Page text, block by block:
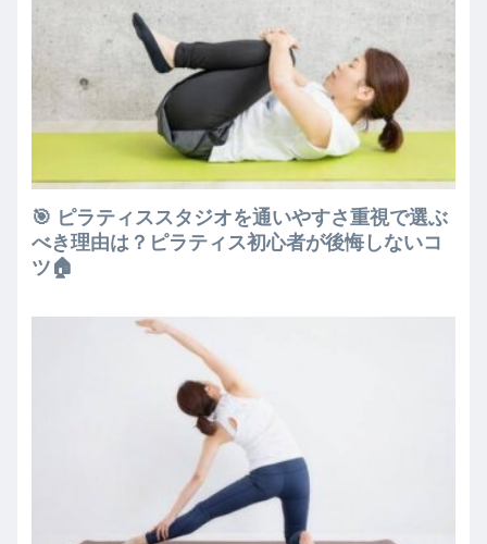
🎯 ピラティススタジオを通いやすさ重視で選ぶ
べき理由は？ピラティス初心者が後悔しないコ
ツ🏠